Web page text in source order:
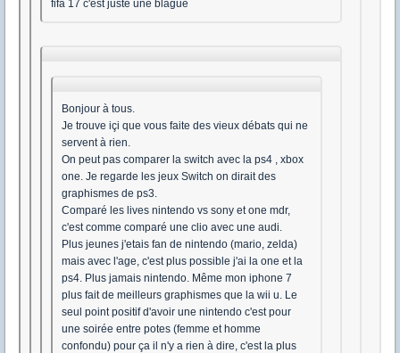
fifa 17 c'est juste une blague
Bonjour à tous.
Je trouve içi que vous faite des vieux débats qui ne
servent à rien.
On peut pas comparer la switch avec la ps4 , xbox
one. Je regarde les jeux Switch on dirait des
graphismes de ps3.
Comparé les lives nintendo vs sony et one mdr,
c'est comme comparé une clio avec une audi.
Plus jeunes j'etais fan de nintendo (mario, zelda)
mais avec l'age, c'est plus possible j'ai la one et la
ps4. Plus jamais nintendo. Même mon iphone 7
plus fait de meilleurs graphismes que la wii u. Le
seul point positif d'avoir une nintendo c'est pour
une soirée entre potes (femme et homme
confondu) pour ça il n'y a rien à dire, c'est la plus